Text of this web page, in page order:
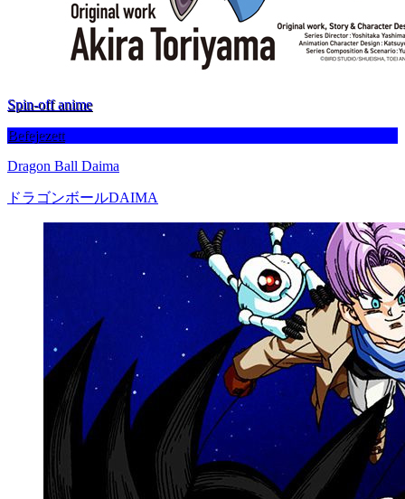
Spin-off anime
Befejezett
Dragon Ball Daima
ドラゴンボールDAIMA